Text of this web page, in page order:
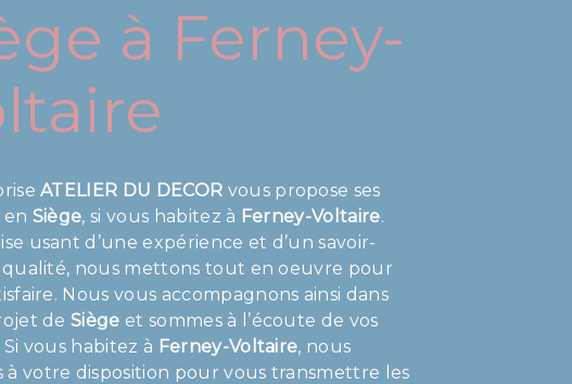
à Ferney-
ATELIER DU DECOR vous propose ses
en Siège, si vous habitez à Ferney-Voltaire.
usant d’une expérience et d’un savoir-
qualité, nous mettons tout en oeuvre pour
Nous vous accompagnons ainsi dans
deSiège et sommes à l’écoute de vos
Si vous habitez à Ferney-Voltaire, nous
à votre disposition pour vous transmettre les